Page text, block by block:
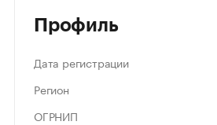
Профиль
Дата регистрации
Регион
ОГРНИП